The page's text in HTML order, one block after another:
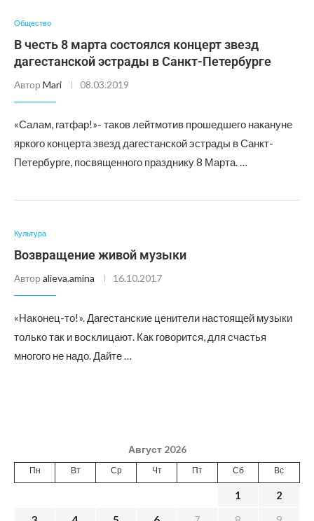
Общество
В честь 8 марта состоялся концерт звезд
дагестанской эстрады в Санкт-Петербурге
Автор Mari 08.03.2019
«Салам, гатфар!»- таков лейтмотив прошедшего накануне
яркого концерта звезд дагестанской эстрады в Санкт-
Петербурге, посвященного празднику 8 Марта. …
Культура
Возвращение живой музыки
Автор alieva.amina 16.10.2017
«Наконец-то!». Дагестанские ценители настоящей музыки
только так и восклицают. Как говорится, для счастья
многого не надо. Дайте …
Август 2026
Пн Вт Ср Чт Пт Сб Вс
1
2